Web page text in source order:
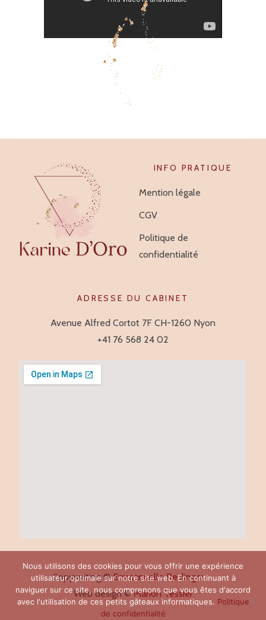
INFO PRATIQUE
Mention légale
CGV
Politique de
confidentialité
ADRESSE DU CABINET
Avenue Alfred Cortot 7F CH-1260 Nyon
+41 76 568 24 02
Copywriting ©Emmanuelle Reslinger
Web design ©Marion Tessier
Nous utilisons des cookies pour vous offrir une expérience
utilisateur optimale sur notre site web. En continuant à
naviguer sur ce site, nous comprenons que vous êtes d'accord
avec l'utilisation de ces petits gâteaux informatiques. Politique
de confidentialité